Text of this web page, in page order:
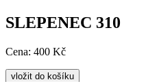
SLEPENEC 310
Cena: 400 Kč